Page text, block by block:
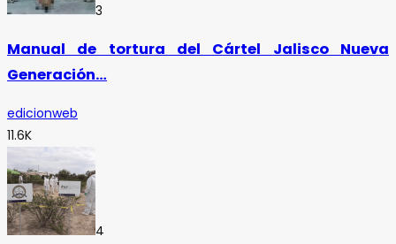
3
Manual de tortura del Cártel Jalisco Nueva
Generación…
edicionweb
11.6K
4